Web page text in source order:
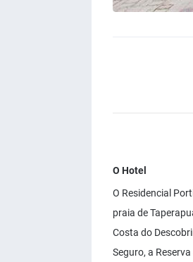
O Hotel
O Residencial
praia de
Costa do
Seguro, a